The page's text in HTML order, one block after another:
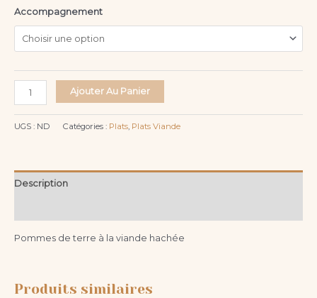
Accompagnement
Ajouter Au Panier
UGS : ND Catégories : Plats Plats Viande
Description
Pommes de terre à la viande hachée
Produits similaires